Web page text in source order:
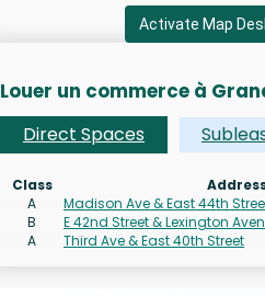
Activate Map
Louer un commerce à
Direct Spaces
Class
A
Madison Ave & East 44th
B
E 42nd Street & Lexington
A
Third Ave & East 40th Street